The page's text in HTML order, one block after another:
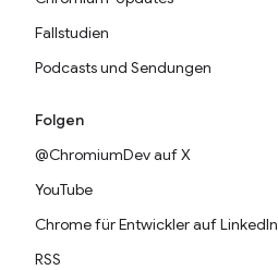
Fallstudien
Podcasts und Sendungen
Folgen
@ChromiumDev auf X
YouTube
Chrome für Entwickler auf LinkedIn
RSS